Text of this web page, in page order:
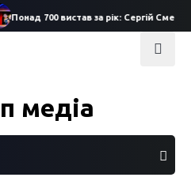
700 вистав за рік: Сергій
медіа